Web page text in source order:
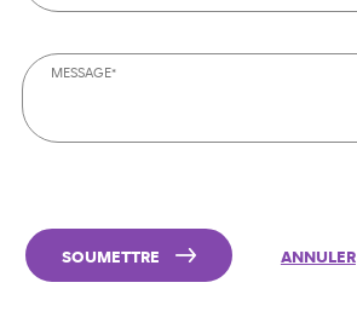
MESSAGE*
SOUMETTRE ANNULER